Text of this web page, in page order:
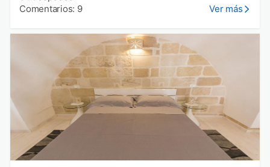
Comentarios: 9
Ver más